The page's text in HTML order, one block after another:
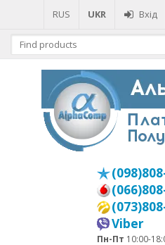
RUS UKR Вхід
Viber
Пн-Пт 10:00-